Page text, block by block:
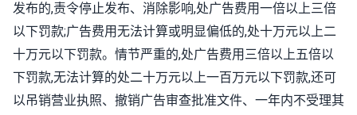
发布的,责令停止发布、消除影响,处广告费用一倍以上三倍
以下罚款;广告费用无法计算或明显偏低的,处十万元以上二
十万元以下罚款。情节严重的,处广告费用三倍以上五倍以
下罚款,无法计算的处二十万元以上一百万元以下罚款,还可
以吊销营业执照、撤销广告审查批准文件、一年内不受理其